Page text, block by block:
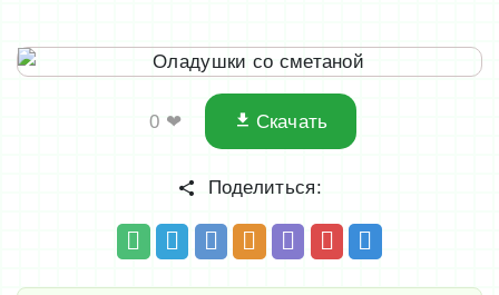
0 ❤ Скачать
Поделиться: